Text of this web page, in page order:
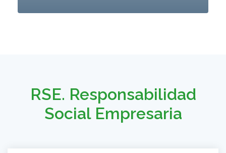
RSE. Responsabilidad
Social Empresaria